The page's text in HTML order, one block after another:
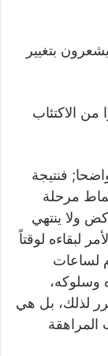
بتغيير
من الاكتئاب
فنتيجة
مرحلة
ولا ينتهي
لبقاءه لوقتاً
لساعات
وسلوكه،
لذلك، بل هي